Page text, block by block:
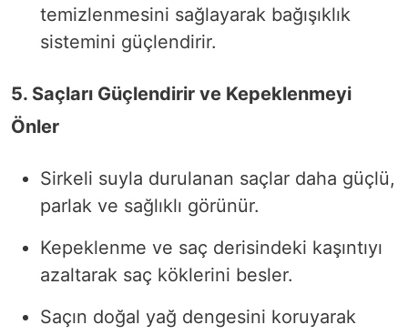
temizlenmesini sağlayarak bağışıklık
sistemini güçlendirir.
5. Saçları Güçlendirir ve Kepeklenmeyi
Önler
Sirkeli suyla durulanan saçlar daha güçlü,
parlak ve sağlıklı görünür.
Kepeklenme ve saç derisindeki kaşıntıyı
azaltarak saç köklerini besler.
Saçın doğal yağ dengesini koruyarak